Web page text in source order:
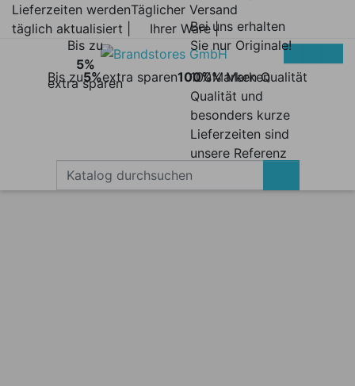
Lieferzeiten werden
täglich aktualisiert |
Täglicher Versand
Ihrer Ware |
Bis zu5%extra sparen
Bis zu
5%
extra sparen
100%Marken Qualität
Bei uns erhalten
Sie nur Originale!
100% Marken
Qualität und
besonders kurze
Lieferzeiten sind
unsere Referenz